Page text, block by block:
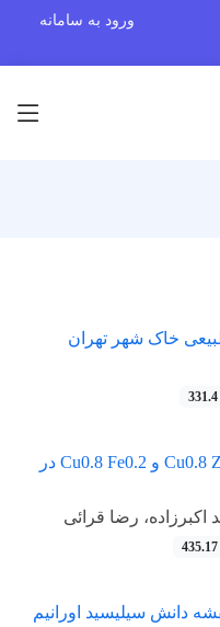
ورود به سامانه
طبیعی خاک شهر تهران
مقاومت ساختاری آلیاژهای Cu0.8 Zr0.2 و Cu0.8 Fe0.2 در
اکبرزاده، رضا قرائی
دانش سیلیسید اورانیم